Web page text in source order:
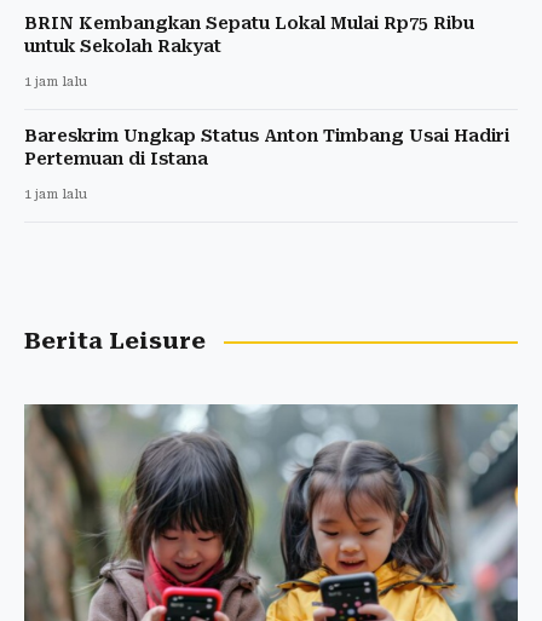
BRIN Kembangkan Sepatu Lokal Mulai Rp75 Ribu
untuk Sekolah Rakyat
1 jam lalu
Bareskrim Ungkap Status Anton Timbang Usai Hadiri
Pertemuan di Istana
1 jam lalu
Berita Leisure